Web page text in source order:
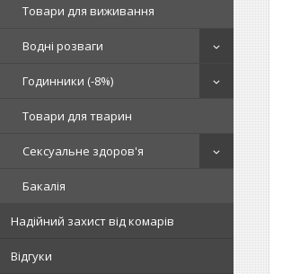
Товари для виживання
Водні розваги
Годинники (-8%)
Товари для тварин
Сексуальне здоров'я
Бакалія
Надійний захист від комарів
Відгуки